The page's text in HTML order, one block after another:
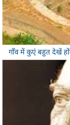
गाँव में कुएं बहुत देखें